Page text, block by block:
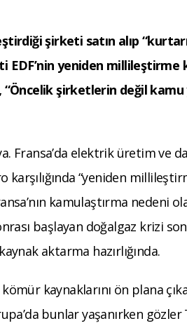
şirketi satın alıp
yeniden millileştirme
“Öncelik şirketlerin değil kamu
Fransa’da elektrik üretim ve
karşılığında “yeniden
kamulaştırma nedeni
başlayan doğalgaz krizi
aktarma hazırlığında.
kaynaklarını ön plana
bunlar yaşanırken gözler